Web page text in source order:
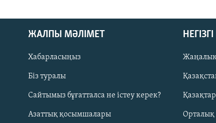
Русский
ЖАЗЫЛЫҢЫЗ
ЖАЛПЫ МӘЛІМЕТ
Хабарласыңыз
Біз туралы
Сайтымыз бұғатталса не істеу керек?
Азаттық қосымшалары Орталық